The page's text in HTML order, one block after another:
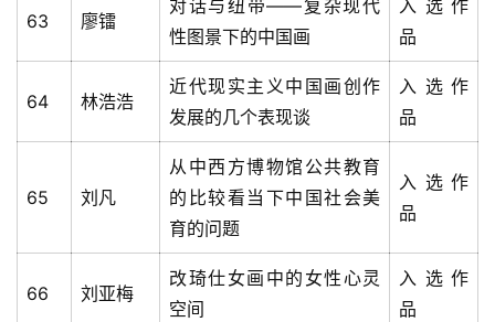
63 廖镭
对话与纽带——复杂现代
性图景下的中国画
入选作
品
64 林浩浩
近代现实主义中国画创作
发展的几个表现谈
入选作
品
65 刘凡
从中西方博物馆公共教育
的比较看当下中国社会美
育的问题
入选作
品
66 刘亚梅
改琦仕女画中的女性心灵
空间
入选作
品